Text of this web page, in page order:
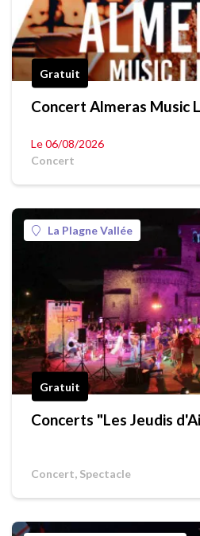
Gratuit
Concert Almeras Music
Le 06/08/2026
Concert
La Plagne Vallée
Gratuit
Concerts "Les Jeudis
Concert, Spectacle